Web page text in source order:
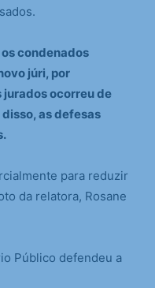
condenados
júri, por
jurados ocorreu de
as defesas
para reduzir
da relatora, Rosane
Público defendeu a